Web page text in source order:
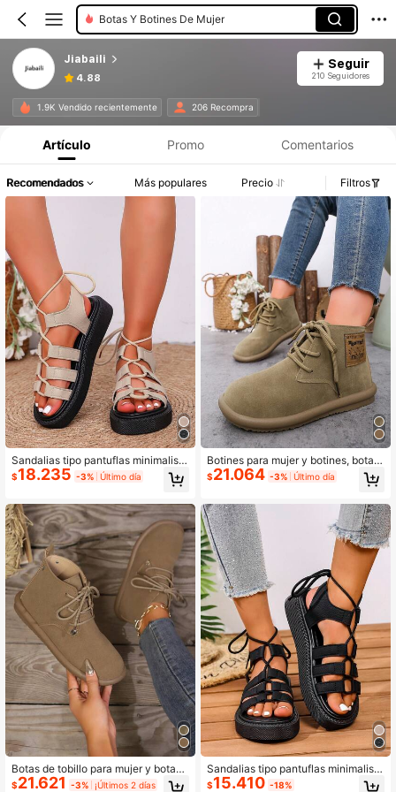
Botas Y Botines De Mujer
Jiabaili
4.88
Seguir
210 Seguidores
1.9K Vendido recientemente 206 Recompra
Artículo Promo Comentarios
Recomendados Más populares Precio Filtros
Sandalias tipo pantuflas minimalista
s para mujer, zapatos casuales de p
laya para vacaciones con punta abi
s cómodas y de moda
$18.235 -3% Último día
Botas de tobillo para mujer y botas
de tobillo, botas de invierno para m
$21.621 -3% ¡Últimos 2 días
Botines para mujer y botines, botas
de invierno, zapatos planos, calzad
o nuevo, botas marrones con tacón
$21.064 -3% Último día
Sandalias tipo pantuflas minimalista
s para mujer, zapatos casuales de p
$15.410 -18%